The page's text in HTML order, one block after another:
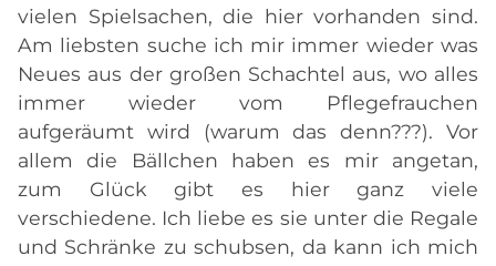
vielen Spielsachen, die hier vorhanden sind.
Am liebsten suche ich mir immer wieder was
Neues aus der großen Schachtel aus, wo alles
immer wieder vom Pflegefrauchen
aufgeräumt wird (warum das denn???). Vor
allem die Bällchen haben es mir angetan,
zum Glück gibt es hier ganz viele
verschiedene. Ich liebe es sie unter die Regale
und Schränke zu schubsen, da kann ich mich